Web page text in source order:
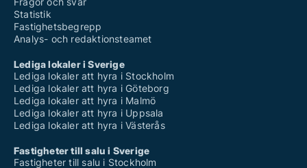
Statistik
Fastighetsbegrepp
Analys- och redaktionsteamet
Lediga lokaler i Sverige
Lediga lokaler att hyra i Stockholm
Lediga lokaler att hyra i Göteborg
Lediga lokaler att hyra i Malmö
Lediga lokaler att hyra i Uppsala
Lediga lokaler att hyra i Västerås
Fastigheter till salu i Sverige
Fastigheter till salu i Stockholm